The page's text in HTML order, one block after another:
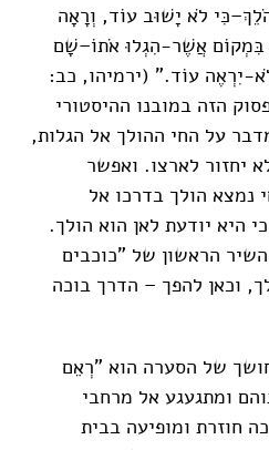
לֹא יָשׁוּב עוֹד, וְרָאָה
אֲשֶׁר-הִגְלוּ אֹתוֹ–שָׁם
יִרְאֶה עוֹד." (ירמיהו, כב:
הזה במובנו ההיסטורי
על החי ההולך אל הגלות,
יחזור לארצו. ואפשר
נמצא הולך בדרכו אל
היא יודעת לאן הוא הולך.
הראשון של "כוכבים
וכאן להפך – הדרך בוכה
של הסערה הוא "רְאֵם
ומתגעגע אל מרחבי
חוזרת ומופיעה בבית